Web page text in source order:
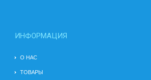
ИНФОРМАЦИЯ
О НАС
ТОВАРЫ